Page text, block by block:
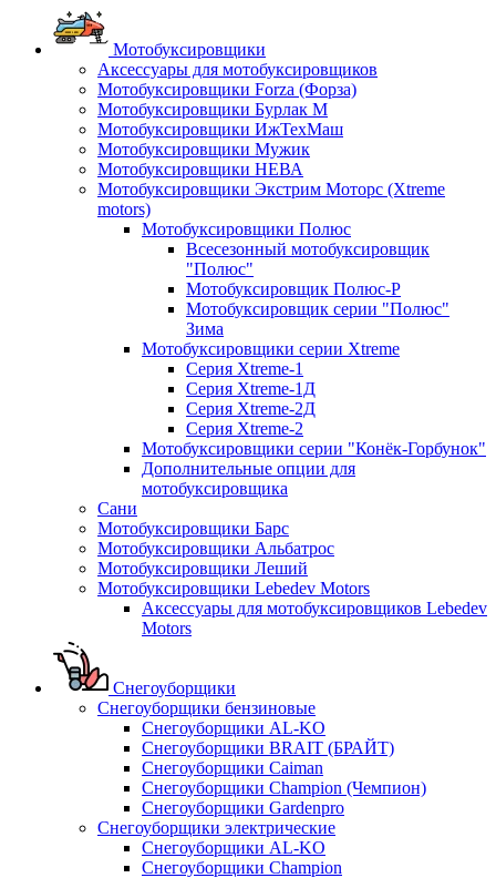
Мотобуксировщики
Аксессуары для мотобуксировщиков
Мотобуксировщики Forza (Форза)
Мотобуксировщики Бурлак М
Мотобуксировщики ИжТехМаш
Мотобуксировщики Мужик
Мотобуксировщики НЕВА
Мотобуксировщики Экстрим Моторс (Xtreme
motors)
Мотобуксировщики Полюс
Всесезонный мотобуксировщик
"Полюс"
Мотобуксировщик Полюс-Р
Мотобуксировщик серии "Полюс"
Зима
Мотобуксировщики серии Xtreme
Серия Xtreme-1
Серия Xtreme-1Д
Серия Xtreme-2Д
Серия Xtreme-2
Мотобуксировщики серии "Конёк-Горбунок"
Дополнительные опции для
мотобуксировщика
Сани
Мотобуксировщики Барс
Мотобуксировщики Альбатрос
Мотобуксировщики Леший
Мотобуксировщики Lebedev Motors
Аксессуары для мотобуксировщиков Lebedev
Motors
Снегоуборщики
Снегоуборщики бензиновые
Снегоуборщики AL-KO
Снегоуборщики BRAIT (БРАЙТ)
Снегоуборщики Caiman
Снегоуборщики Champion (Чемпион)
Снегоуборщики Gardenpro
Снегоуборщики электрические
Снегоуборщики AL-KO
Снегоуборщики Champion